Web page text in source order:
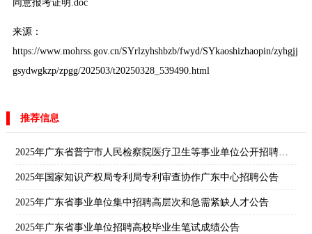
同意报考证明.doc
来源：
https://www.mohrss.gov.cn/SYrlzyhshbzb/fwyd/SYkaoshizhaopin/zyhgjj
gsydwgkzp/zpgg/202503/t20250328_539490.html
推荐信息
2025年广东省普宁市人民检察院医疗卫生等事业单位公开招聘工作人员共207名公告
2025年国家知识产权局专利局专利审查协作广东中心招聘公告
2025年广东省事业单位集中招聘高层次和急需紧缺人才公告
2025年广东省事业单位招聘高校毕业生笔试成绩公告